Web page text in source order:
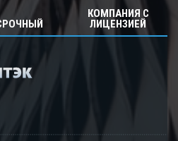
КОМПАНИЯ С
ЛИЦЕНЗИЕЙ